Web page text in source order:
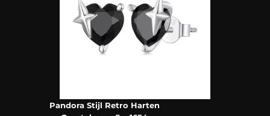
Pandora Stijl Retro Harten